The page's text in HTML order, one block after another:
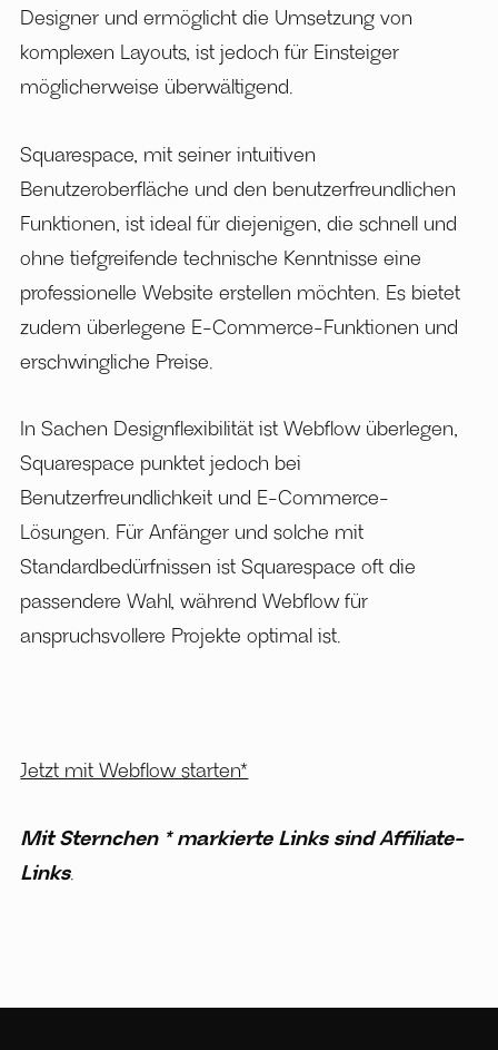
Designer und ermöglicht die Umsetzung von
komplexen Layouts, ist jedoch für Einsteiger
möglicherweise überwältigend.
Squarespace, mit seiner intuitiven
Benutzeroberfläche und den benutzerfreundlichen
Funktionen, ist ideal für diejenigen, die schnell und
ohne tiefgreifende technische Kenntnisse eine
professionelle Website erstellen möchten. Es bietet
zudem überlegene E-Commerce-Funktionen und
erschwingliche Preise.
In Sachen Designflexibilität ist Webflow überlegen,
Squarespace punktet jedoch bei
Benutzerfreundlichkeit und E-Commerce-
Lösungen. Für Anfänger und solche mit
Standardbedürfnissen ist Squarespace oft die
passendere Wahl, während Webflow für
anspruchsvollere Projekte optimal ist.
Jetzt mit Webflow starten*
Mit Sternchen * markierte Links sind Affiliate-
Links.